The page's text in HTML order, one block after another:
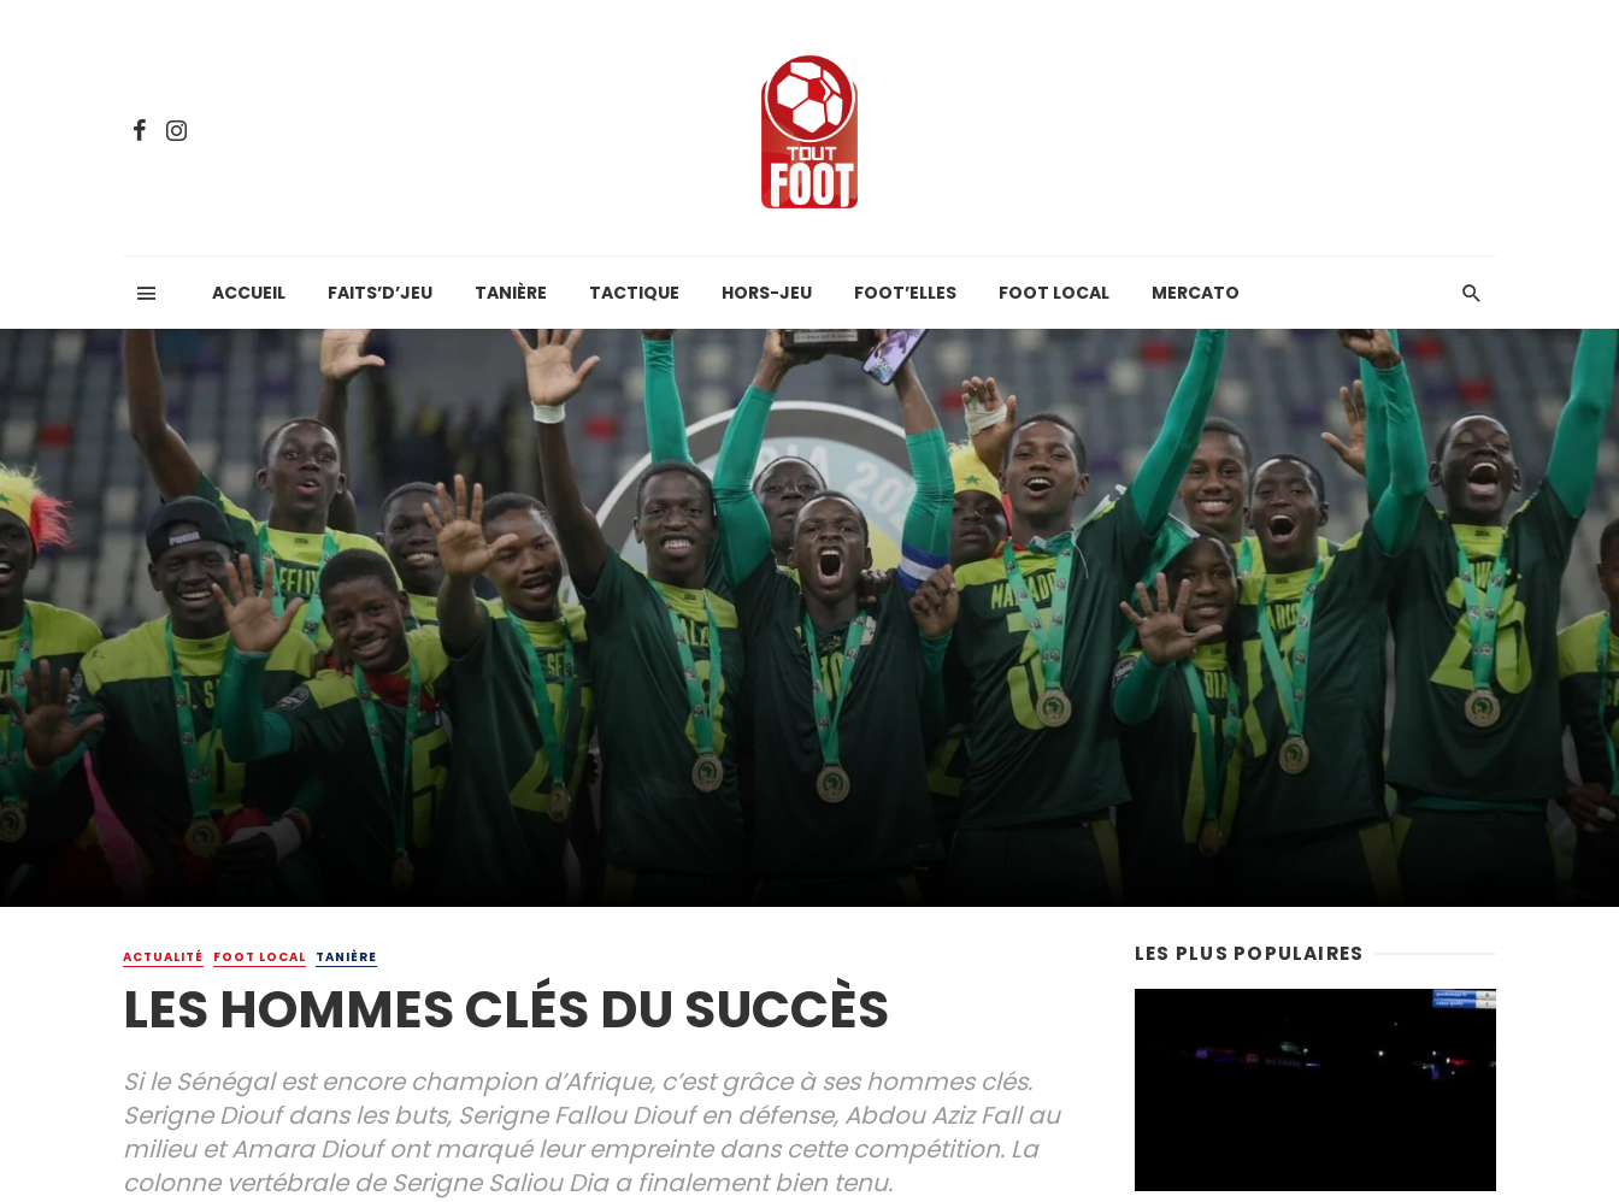
ACCUEIL FAITS’D’JEU TANIÈRE TACTIQUE HORS-JEU FOOT’ELLES FOOT LOCAL MERCATO
ACTUALITÉ FOOT LOCAL TANIÈRE
LES HOMMES CLÉS DU SUCCÈS
Si le Sénégal est encore champion d’Afrique, c’est grâce à ses hommes clés.
Serigne Diouf dans les buts, Serigne Fallou Diouf en défense, Abdou Aziz Fall au
milieu et Amara Diouf ont marqué leur empreinte dans cette compétition. La
colonne vertébrale de Serigne Saliou Dia a finalement bien tenu.
LES PLUS POPULAIRES